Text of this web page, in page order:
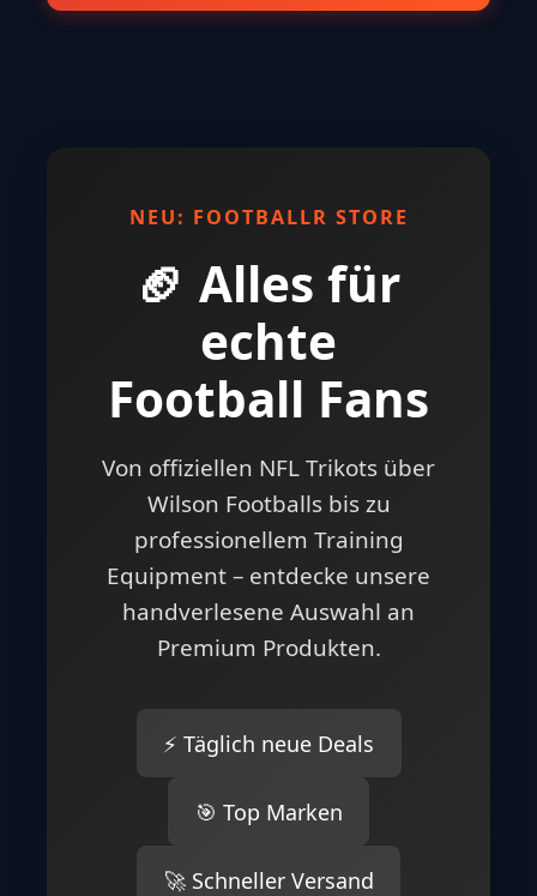
NEU: FOOTBALLR STORE
🏈 Alles für
echte
Football Fans
Von offiziellen NFL Trikots über
Wilson Footballs bis zu
professionellem Training
Equipment – entdecke unsere
handverlesene Auswahl an
Premium Produkten.
⚡ Täglich neue Deals
🎯 Top Marken
🚀 Schneller Versand